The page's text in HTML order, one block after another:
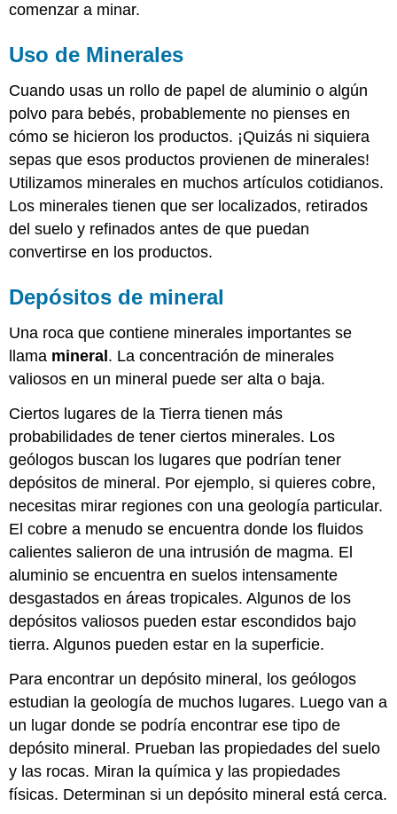
comenzar a minar.
Uso de Minerales
Cuando usas un rollo de papel de aluminio o algún
polvo para bebés, probablemente no pienses en
cómo se hicieron los productos. ¡Quizás ni siquiera
sepas que esos productos provienen de minerales!
Utilizamos minerales en muchos artículos cotidianos.
Los minerales tienen que ser localizados, retirados
del suelo y refinados antes de que puedan
convertirse en los productos.
Depósitos de mineral
Una roca que contiene minerales importantes se
llama mineral. La concentración de minerales
valiosos en un mineral puede ser alta o baja.
Ciertos lugares de la Tierra tienen más
probabilidades de tener ciertos minerales. Los
geólogos buscan los lugares que podrían tener
depósitos de mineral. Por ejemplo, si quieres cobre,
necesitas mirar regiones con una geología particular.
El cobre a menudo se encuentra donde los fluidos
calientes salieron de una intrusión de magma. El
aluminio se encuentra en suelos intensamente
desgastados en áreas tropicales. Algunos de los
depósitos valiosos pueden estar escondidos bajo
tierra. Algunos pueden estar en la superficie.
Para encontrar un depósito mineral, los geólogos
estudian la geología de muchos lugares. Luego van a
un lugar donde se podría encontrar ese tipo de
depósito mineral. Prueban las propiedades del suelo
y las rocas. Miran la química y las propiedades
físicas. Determinan si un depósito mineral está cerca.